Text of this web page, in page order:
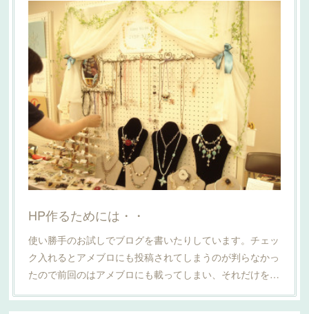
HP作るためには・・
使い勝手のお試しでブログを書いたりしています。チェッ
ク入れるとアメブロにも投稿されてしまうのが判らなかっ
たので前回のはアメブロにも載ってしまい、それだけを…